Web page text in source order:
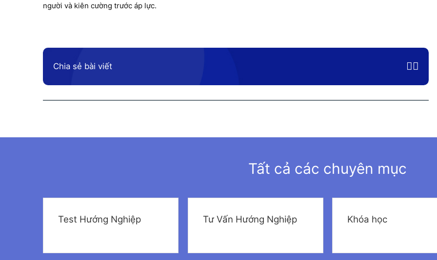
người và kiên cường trước áp lực.
Chia sẻ bài viết
Tất cả các chuyên mục
Test Hướng Nghiệp Tư Vấn Hướng Nghiệp Khóa học